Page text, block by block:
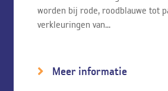
worden bij rode, roodblauwe tot
verkleuringen van...
Meer informatie